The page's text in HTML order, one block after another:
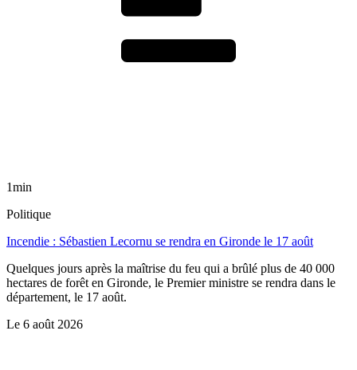
1min
Politique
Incendie : Sébastien Lecornu se rendra en Gironde le 17 août
Quelques jours après la maîtrise du feu qui a brûlé plus de 40 000
hectares de forêt en Gironde, le Premier ministre se rendra dans le
département, le 17 août.
Le 6 août 2026